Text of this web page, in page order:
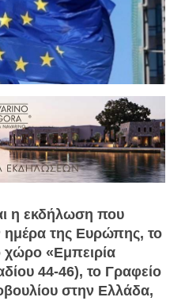
η εκδήλωση που
ημέρα της Ευρώπης, το
χώρο «Εμπειρία
44-46), το Γραφείο
στην Ελλάδα,